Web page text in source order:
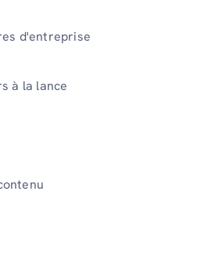
d'entreprise
à la lance